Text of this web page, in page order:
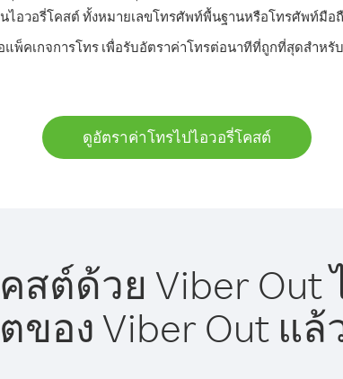
อวอรี่โคสต์ ทั้งหมายเลขโทรศัพท์พื้นฐานหรือโทรศัพท์มือ
พ็คเกจการโทร เพื่อรับอัตราค่าโทรต่อนาทีที่ถูกที่สุดสำหรั
ดูอัตราค่าโทรไปไอวอรี่โคสต์
สต์ด้วย Viber Out
ของ Viber Out แ